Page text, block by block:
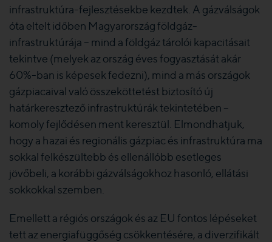
infrastruktúra-fejlesztésekbe kezdtek. A gázválságok
óta eltelt időben Magyarország földgáz-
infrastruktúrája – mind a földgáz tárolói kapacitásait
tekintve (melyek az ország éves fogyasztását akár
60%-ban is képesek fedezni), mind a más országok
gázpiacaival való összeköttetést biztosító új
határkeresztező infrastruktúrák tekintetében –
komoly fejlődésen ment keresztül. Elmondhatjuk,
hogy a hazai és regionális gázpiac és infrastruktúra ma
sokkal felkészültebb és ellenállóbb esetleges
jövőbeli, a korábbi gázválságokhoz hasonló, ellátási
sokkokkal szemben.
Emellett a régiós országok és az EU fontos lépéseket
tett az energiafüggőség csökkentésére, a diverzifikált